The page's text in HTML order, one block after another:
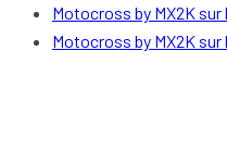
Motocross by MX2K sur
Motocross by MX2K sur